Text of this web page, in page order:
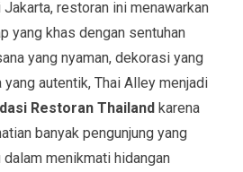
restoran ini menawarkan
yang khas dengan sentuhan
yang nyaman, dekorasi yang
autentik, Thai Alley menjadi
Restoran Thailand karena
banyak pengunjung yang
menikmati hidangan